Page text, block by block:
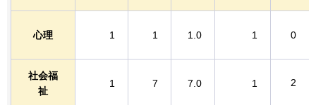
心理 1 1 1.0 1 0
社会福
祉
1 7 7.0 1 2